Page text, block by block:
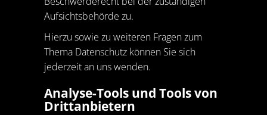
Aufsichtsbehörde zu.
Hierzu sowie zu weiteren Fragen zum
Thema Datenschutz können Sie sich
jederzeit an uns wenden.
Analyse-Tools und Tools von
Dritt­anbietern